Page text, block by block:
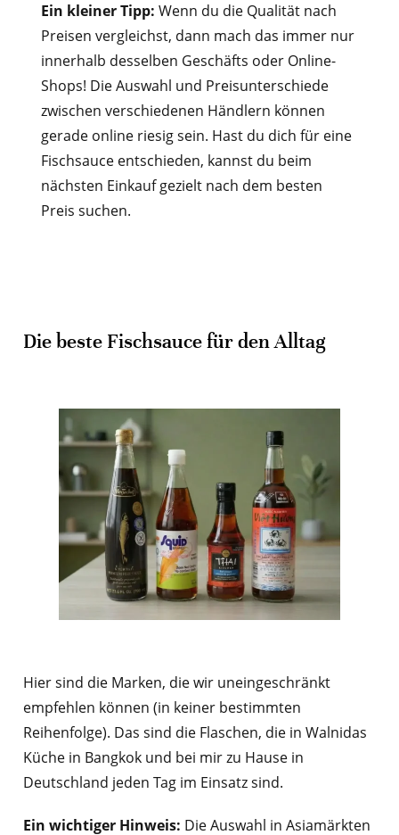
Ein kleiner Tipp: Wenn du die Qualität nach
Preisen vergleichst, dann mach das immer nur
innerhalb desselben Geschäfts oder Online-
Shops! Die Auswahl und Preisunterschiede
zwischen verschiedenen Händlern können
gerade online riesig sein. Hast du dich für eine
Fischsauce entschieden, kannst du beim
nächsten Einkauf gezielt nach dem besten
Preis suchen.
Die beste Fischsauce für den Alltag
Hier sind die Marken, die wir uneingeschränkt
empfehlen können (in keiner bestimmten
Reihenfolge). Das sind die Flaschen, die in Walnidas
Küche in Bangkok und bei mir zu Hause in
Deutschland jeden Tag im Einsatz sind.
Ein wichtiger Hinweis: Die Auswahl in Asiamärkten